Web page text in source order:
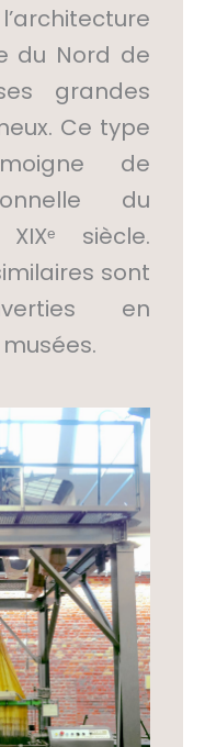
du Nord de
grandes
Ce type
de
du
siècle.
sont
en